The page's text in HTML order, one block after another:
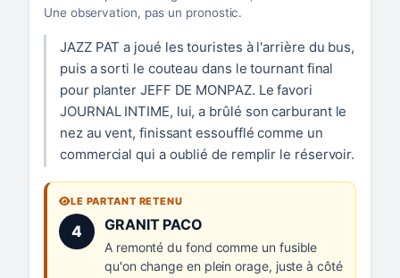
Une observation, pas un pronostic.
JAZZ PAT a joué les touristes à l'arrière du bus,
puis a sorti le couteau dans le tournant final
pour planter JEFF DE MONPAZ. Le favori
JOURNAL INTIME, lui, a brûlé son carburant le
nez au vent, finissant essoufflé comme un
commercial qui a oublié de remplir le réservoir.
LE PARTANT RETENU
4 Numéro 4 :
GRANIT PACO
A remonté du fond comme un fusible
qu'on change en plein orage, juste à côté